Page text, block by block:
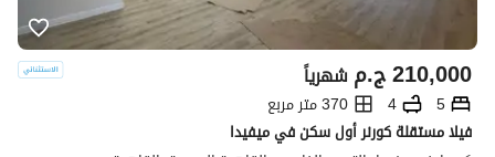
ج.م210,000 شهرياً
5
4
370 متر مربع
فيلا مستقلة كورنر أول سكن في ميفيدا